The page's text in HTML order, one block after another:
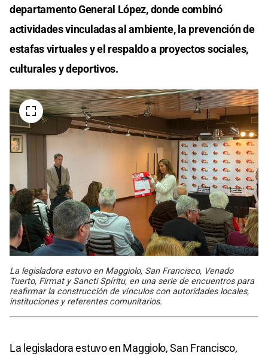
departamento General López, donde combinó
actividades vinculadas al ambiente, la prevención de
estafas virtuales y el respaldo a proyectos sociales,
culturales y deportivos.
La legisladora estuvo en Maggiolo, San Francisco, Venado
Tuerto, Firmat y Sancti Spíritu, en una serie de encuentros para
reafirmar la construcción de vínculos con autoridades locales,
instituciones y referentes comunitarios.
La legisladora estuvo en Maggiolo, San Francisco,